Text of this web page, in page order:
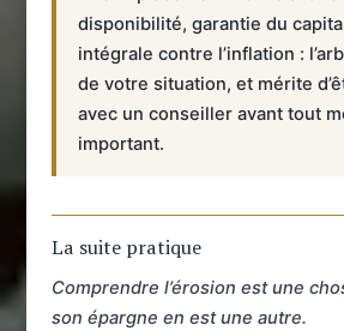
disponibilité, garantie du
intégrale contre l’inflation :
de votre situation, et mérite
avec un conseiller avant tout
important.
La suite pratique
Comprendre l’érosion est une
son épargne en est une autre.